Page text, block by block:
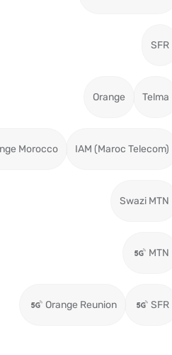
SFR
Telma
Orange
IAM (Maroc Telecom)
Morocco
Swazi MTN
MTN
SFR
Orange Reunion